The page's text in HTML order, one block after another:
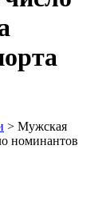
> Мужская
номинантов